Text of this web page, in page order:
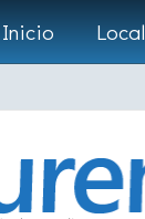
Inicio Local